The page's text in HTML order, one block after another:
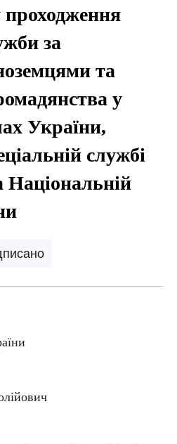
за
та
у
України,
службі
Національній